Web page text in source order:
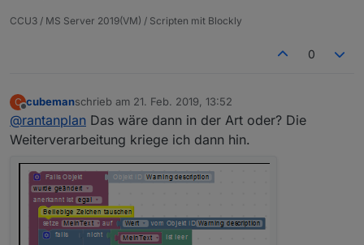
CCU3 / MS Server 2019(VM) / Scripten mit Blockly
0
C
Offline
cubemanschrieb am 21. Feb. 2019, 13:52
zuletzt editiert von
@rantanplan Das wäre dann in der Art oder? Die
Weiterverarbeitung kriege ich dann hin.